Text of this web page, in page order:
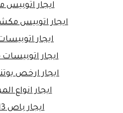
ايجار
ايجار اتوبيس
ايجار
ايجار
ايجار ارخص
ايجار انواع
ايجار باص 13 راكب